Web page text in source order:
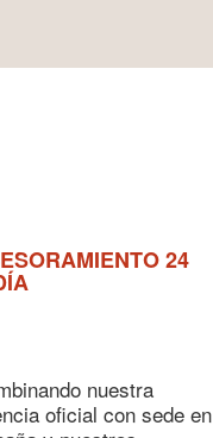
24
nuestra
oficial con sede en